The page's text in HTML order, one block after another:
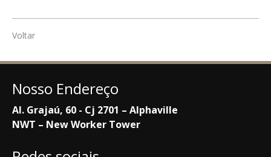
Voltar
Nosso Endereço
Al. Grajaú, 60 - Cj 2701 – Alphaville
NWT – New Worker Tower